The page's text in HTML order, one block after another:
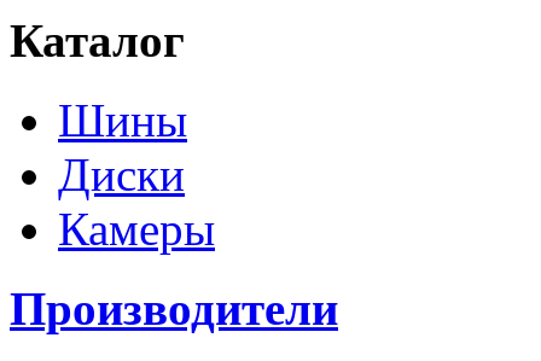
Каталог
Шины
Диски
Камеры
Производители